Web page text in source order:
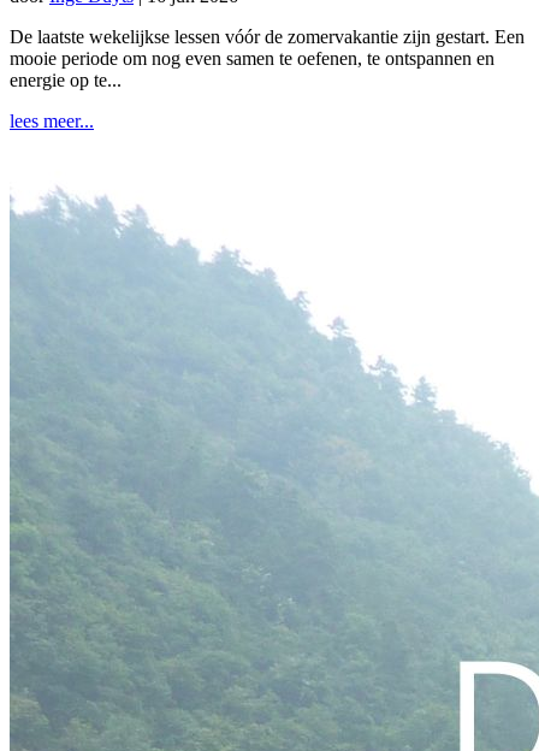
De laatste wekelijkse lessen vóór de zomervakantie zijn gestart. Een
mooie periode om nog even samen te oefenen, te ontspannen en
energie op te...
lees meer...